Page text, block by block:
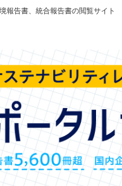
報告書、統合報告書の閲覧サイト